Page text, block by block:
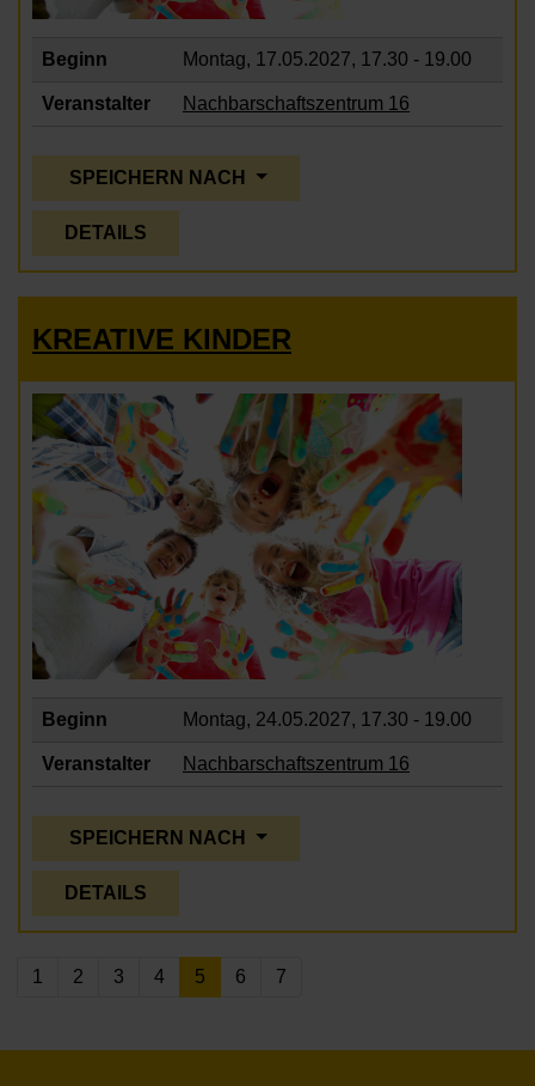
Beginn Montag, 17.05.2027, 17.30 - 19.00
Veranstalter Nachbarschaftszentrum 16
SPEICHERN NACH
DETAILS
KREATIVE KINDER
Beginn Montag, 24.05.2027, 17.30 - 19.00
Veranstalter Nachbarschaftszentrum 16
SPEICHERN NACH
DETAILS
1 2 3 4 5 6 7